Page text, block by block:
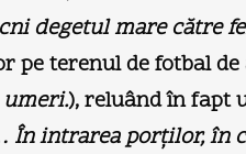
degetul mare către
pe terenul de fotbal
), reluând în fapt
În intrarea porţilor, în